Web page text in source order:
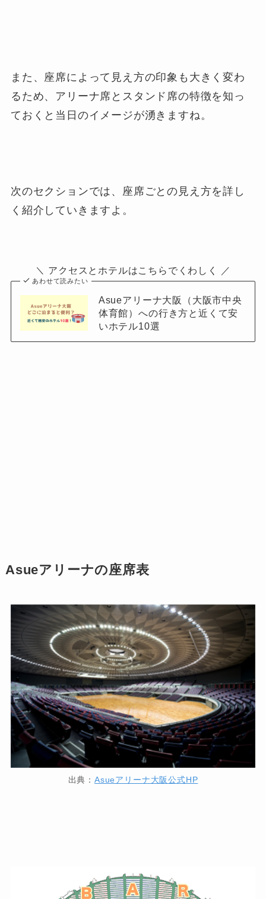
また、座席によって見え方の印象も大きく変わ
るため、アリーナ席とスタンド席の特徴を知っ
ておくと当日のイメージが湧きますね。
次のセクションでは、座席ごとの見え方を詳し
く紹介していきますよ。
＼ アクセスとホテルはこちらでくわしく ／
あわせて読みたい
Asueアリーナ大阪（大阪市中央
体育館）への行き方と近くて安
いホテル10選
Asueアリーナの座席表
出典：Asueアリーナ大阪公式HP